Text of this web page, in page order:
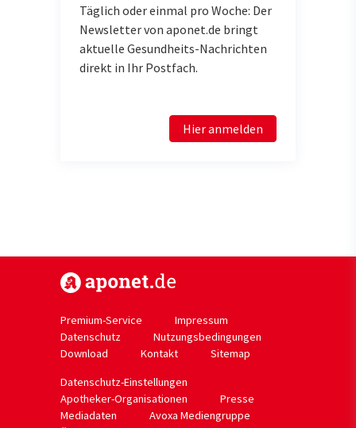
Täglich oder einmal pro Woche: Der
Newsletter von aponet.de bringt
aktuelle Gesundheits-Nachrichten
direkt in Ihr Postfach.
Hier anmelden
Premium-Service
Impressum
Datenschutz
Nutzungsbedingungen
Download
Kontakt
Sitemap
Datenschutz-Einstellungen
Apotheker-Organisationen
Presse
Mediadaten
Avoxa Mediengruppe